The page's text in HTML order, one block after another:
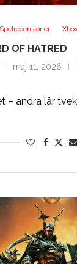
Spelrecensioner
OF HATRED
maj 11, 2026
– andra lär